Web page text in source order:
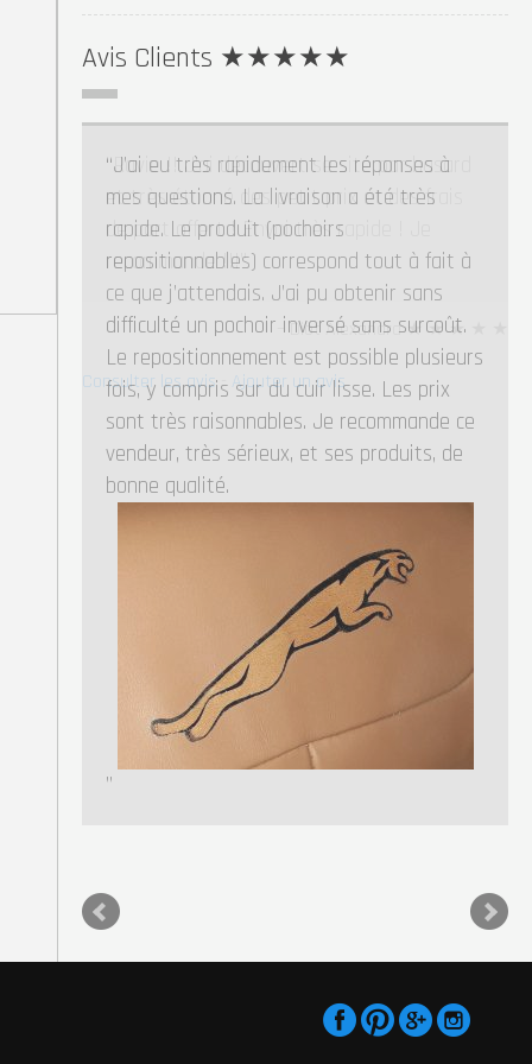
Avis Clients ★★★★★
Ravie !! J’ai découvert se site par hasard
et très étonné des petit prix et des frais
de port offert ! Envoi très rapide ! Je
recommande !!!
Diot Alexandra ★ ★ ★ ★ ★
Consulter les avis- Ajouter un avis